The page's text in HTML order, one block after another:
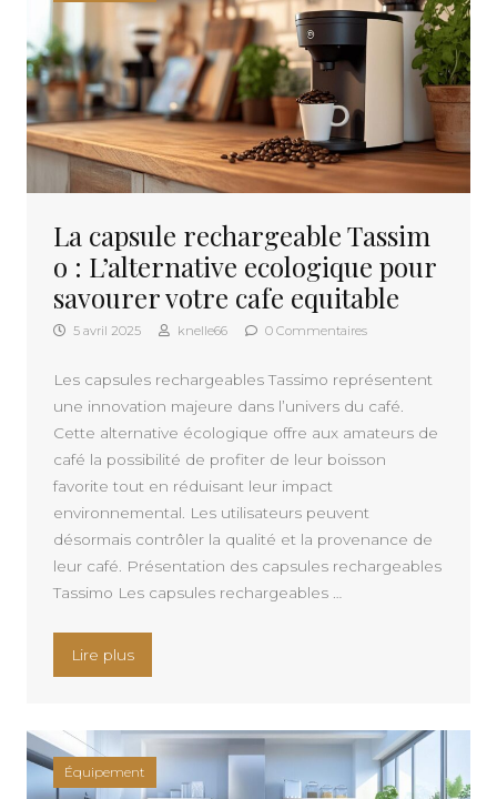
La capsule rechargeable Tassim
o : L’alternative ecologique pour
savourer votre cafe equitable
5 avril 2025 knelle66 0 Commentaires
Les capsules rechargeables Tassimo représentent
une innovation majeure dans l’univers du café.
Cette alternative écologique offre aux amateurs de
café la possibilité de profiter de leur boisson
favorite tout en réduisant leur impact
environnemental. Les utilisateurs peuvent
désormais contrôler la qualité et la provenance de
leur café. Présentation des capsules rechargeables
Tassimo Les capsules rechargeables …
Lire plus« La capsule rechargeable Tassimo :
Équipement